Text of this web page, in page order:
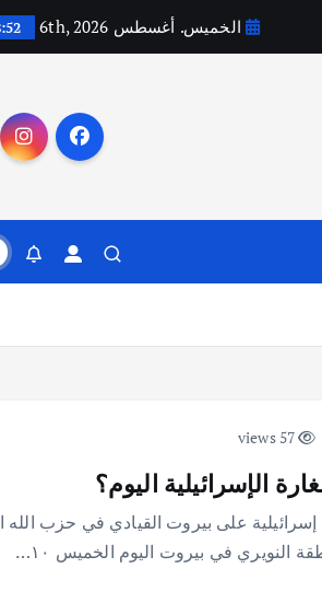
الخميس. أغسطس 6th, 2026 AM
57 views
الإسرائيلية اليوم؟
على بيروت القيادي في حزب الله
في بيروت اليوم الخميس ١٠…